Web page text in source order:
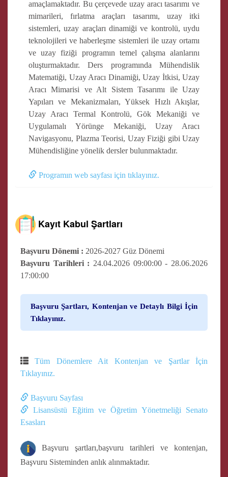
amaçlamaktadır. Bu çerçevede uzay aracı tasarımı ve
mimarileri, fırlatma araçları tasarımı, uzay itki
sistemleri, uzay araçları dinamiği ve kontrolü, uydu
teknolojileri ve haberleşme sistemleri ile uzay ortamı
ve uzay fiziği programın temel çalışma alanlarını
oluşturmaktadır. Ders programında Mühendislik
Matematiği, Uzay Aracı Dinamiği, Uzay İtkisi, Uzay
Aracı Mimarisi ve Alt Sistem Tasarımı ile Uzay
Yapıları ve Mekanizmaları, Yüksek Hızlı Akışlar,
Uzay Aracı Termal Kontrolü, Gök Mekaniği ve
Uygulamalı Yörünge Mekaniği, Uzay Aracı
Navigasyonu, Plazma Teorisi, Uzay Fiziği gibi Uzay
Mühendisliğine yönelik dersler bulunmaktadır.
Programın web sayfası için tıklayınız.
Kayıt Kabul Şartları
Başvuru Dönemi : 2026-2027 Güz Dönemi
Başvuru Tarihleri : 24.04.2026 09:00:00 - 28.06.2026
17:00:00
Başvuru Şartları, Kontenjan ve Detaylı Bilgi İçin
Tıklayınız.
Tüm Dönemlere Ait Kontenjan ve Şartlar İçin
Tıklayınız.
Başvuru Sayfası
Lisansüstü Eğitim ve Öğretim Yönetmeliği Senato
Esasları
Başvuru şartları,başvuru tarihleri ve kontenjan,
Başvuru Sisteminden anlık alınmaktadır.